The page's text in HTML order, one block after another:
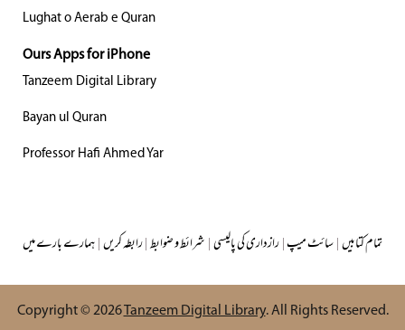
Lughat o Aerab e Quran
Ours Apps for iPhone
Tanzeem Digital Library
Bayan ul Quran
Professor Hafi Ahmed Yar
ہمارے بارے میں|رابطہ کریں|شرائط و ضوابط|رازداری کی پالیسی|سائٹ میپ|تمام کتابیں
Copyright © 2026Tanzeem Digital Library. All Rights Reserved.